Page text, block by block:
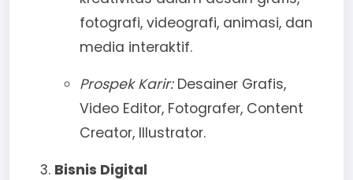
fotografi, videografi, animasi, dan
media interaktif.
Prospek Karir:Desainer Grafis,
Video Editor, Fotografer, Content
Creator, Illustrator.
Bisnis Digital